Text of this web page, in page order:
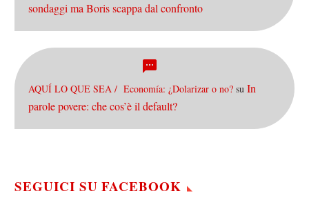
sondaggi ma Boris scappa dal confronto
AQUÍ LO QUE SEA / Economía: ¿Dolarizar o no? su In
parole povere: che cos’è il default?
SEGUICI SU FACEBOOK